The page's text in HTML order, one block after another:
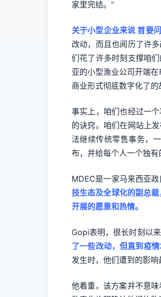
家里完结。”
关于小型企业来说 首要
改动，而且也阅历了许
们花了许多时刻支撑咱
亚的小型渔业公司开端
商业形式彻底数字化了的
事实上，咱们也经过一
的诀窍。咱们在网站上
法继续传统零售事务，
布，并给每个人一个独
MDEC是一家马来西亚
技生态及全球化的副总
开展的愿景和热情。
Gopi表明，很长时刻以
了一些改动，但直到疫
发生时，他们遭到的影
他着重，该方案并不意